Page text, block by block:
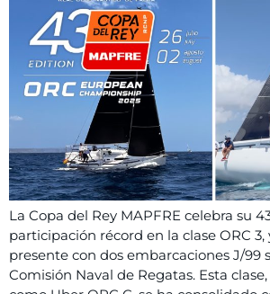
La Copa del Rey MAPFRE celebra su
participación récord en la clase ORC 3,
presente con dos embarcaciones J/99
Comisión Naval de Regatas. Esta